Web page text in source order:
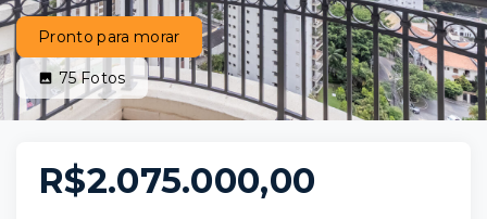
Pronto para morar
75Fotos
R$2.075.000,00